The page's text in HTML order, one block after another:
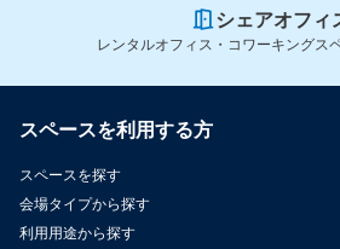
シェアオフィ
レンタルオフィス・コワーキングス
スペースを利用する方
スペースを探す
会場タイプから探す
利用用途から探す